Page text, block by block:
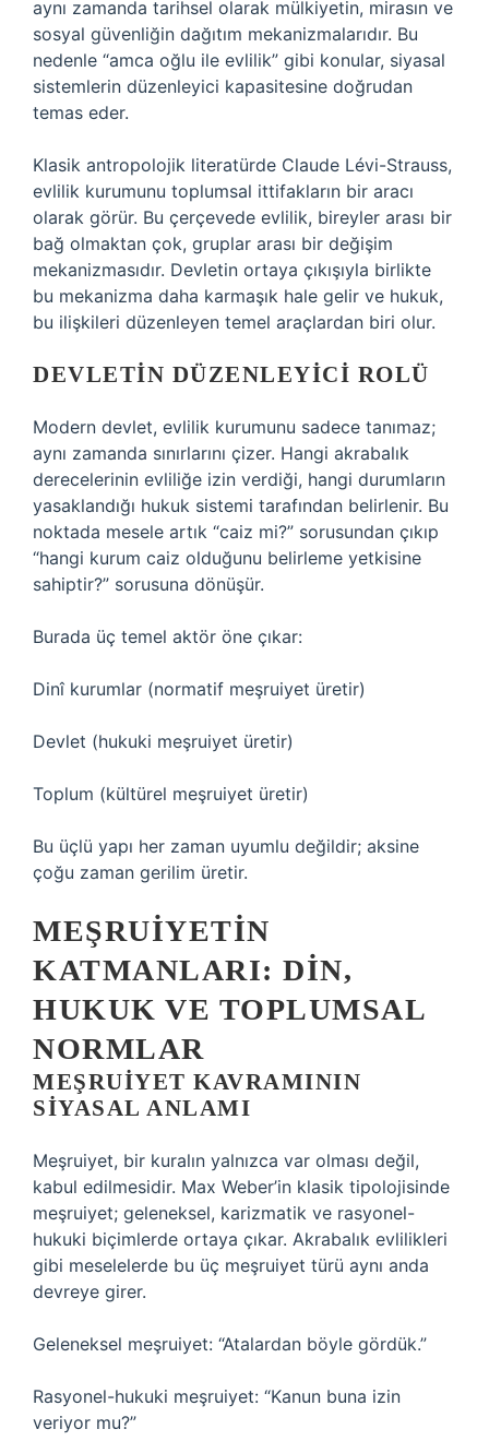
aynı zamanda tarihsel olarak mülkiyetin, mirasın ve
sosyal güvenliğin dağıtım mekanizmalarıdır. Bu
nedenle “amca oğlu ile evlilik” gibi konular, siyasal
sistemlerin düzenleyici kapasitesine doğrudan
temas eder.
Klasik antropolojik literatürde Claude Lévi-Strauss,
evlilik kurumunu toplumsal ittifakların bir aracı
olarak görür. Bu çerçevede evlilik, bireyler arası bir
bağ olmaktan çok, gruplar arası bir değişim
mekanizmasıdır. Devletin ortaya çıkışıyla birlikte
bu mekanizma daha karmaşık hale gelir ve hukuk,
bu ilişkileri düzenleyen temel araçlardan biri olur.
DEVLETIN DÜZENLEYICI ROLÜ
Modern devlet, evlilik kurumunu sadece tanımaz;
aynı zamanda sınırlarını çizer. Hangi akrabalık
derecelerinin evliliğe izin verdiği, hangi durumların
yasaklandığı hukuk sistemi tarafından belirlenir. Bu
noktada mesele artık “caiz mi?” sorusundan çıkıp
“hangi kurum caiz olduğunu belirleme yetkisine
sahiptir?” sorusuna dönüşür.
Burada üç temel aktör öne çıkar:
Dinî kurumlar (normatif meşruiyet üretir)
Devlet (hukuki meşruiyet üretir)
Toplum (kültürel meşruiyet üretir)
Bu üçlü yapı her zaman uyumlu değildir; aksine
çoğu zaman gerilim üretir.
MEŞRUIYETIN
KATMANLARI: DIN,
HUKUK VE TOPLUMSAL
NORMLAR
MEŞRUIYET KAVRAMININ
SIYASAL ANLAMI
Meşruiyet, bir kuralın yalnızca var olması değil,
kabul edilmesidir. Max Weber’in klasik tipolojisinde
meşruiyet; geleneksel, karizmatik ve rasyonel-
hukuki biçimlerde ortaya çıkar. Akrabalık evlilikleri
gibi meselelerde bu üç meşruiyet türü aynı anda
devreye girer.
Geleneksel meşruiyet: “Atalardan böyle gördük.”
Rasyonel-hukuki meşruiyet: “Kanun buna izin
veriyor mu?”